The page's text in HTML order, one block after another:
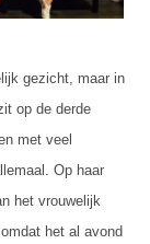
gezicht, maar in
op de derde
met veel
Op haar
het vrouwelijk
het al avond